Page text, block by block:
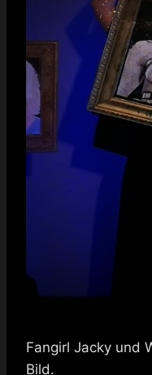
Fangirl Jacky und
Bild.